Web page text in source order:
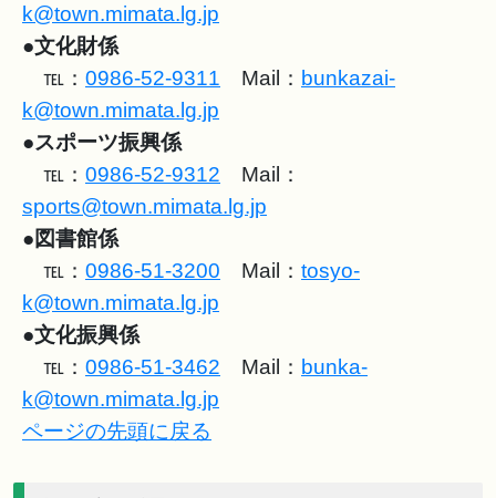
k@town.mimata.lg.jp
●文化財係
℡： 0986-52-9311 Mail： bunkazai-
k@town.mimata.lg.jp
●スポーツ振興係
℡： 0986-52-9312 Mail：
sports@town.mimata.lg.jp
●図書館係
℡： 0986-51-3200 Mail： tosyo-
k@town.mimata.lg.jp
●文化振興係
℡： 0986-51-3462 Mail： bunka-
k@town.mimata.lg.jp
ページの先頭に戻る